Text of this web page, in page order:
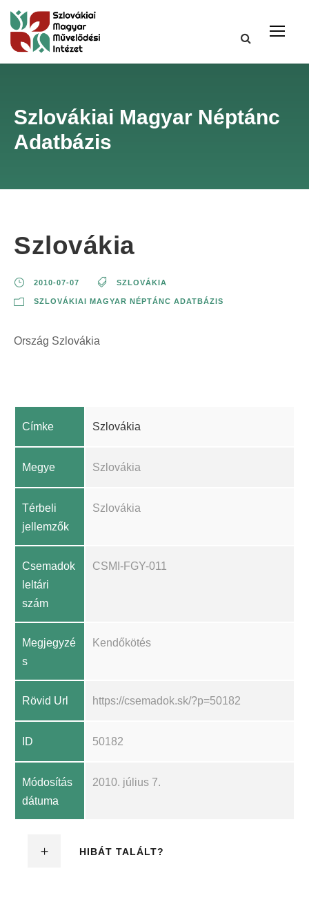
Szlovákiai Magyar Néptánc
Adatbázis
Szlovákia
2010-07-07 SZLOVÁKIA
SZLOVÁKIAI MAGYAR NÉPTÁNC ADATBÁZIS
Ország Szlovákia
Címke Szlovákia
Megye Szlovákia
Térbeli
jellemzők
Szlovákia
Csemadok
leltári
szám
CSMI-FGY-011
Megjegyzé
s
Kendőkötés
Rövid Url https://csemadok.sk/?p=50182
ID 50182
Módosítás
dátuma
2010. július 7.
HIBÁT TALÁLT?